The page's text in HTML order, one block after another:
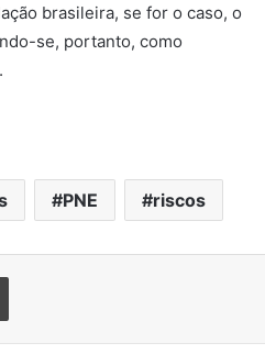
brasileira, se for o caso, o
se, portanto, como
PNE riscos